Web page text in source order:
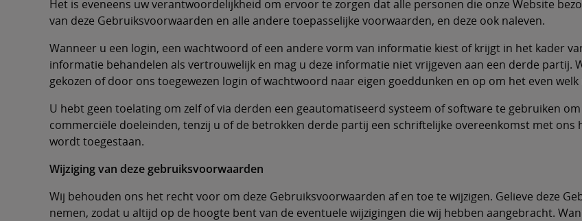
Het is eveneens uw verantwoordelijkheid om ervoor te zorgen dat alle personen die onze Website
van deze Gebruiksvoorwaarden en alle andere toepasselijke voorwaarden, en deze ook naleven.
Wanneer u een login, een wachtwoord of een andere vorm van informatie kiest of krijgt in het kader
informatie behandelen als vertrouwelijk en mag u deze informatie niet vrijgeven aan een derde partij.
gekozen of door ons toegewezen login of wachtwoord naar eigen goeddunken en op om het even
U hebt geen toelating om zelf of via derden een geautomatiseerd systeem of software te gebruiken
commerciële doeleinden, tenzij u of de betrokken derde partij een schriftelijke overeenkomst met
wordt toegestaan.
Wijziging van deze gebruiksvoorwaarden
Wij behouden ons het recht voor om deze Gebruiksvoorwaarden af en toe te wijzigen. Gelieve deze
nemen, zodat u altijd op de hoogte bent van de eventuele wijzigingen die wij hebben aangebracht.